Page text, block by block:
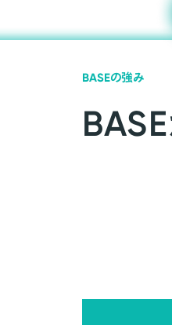
BASEの強み